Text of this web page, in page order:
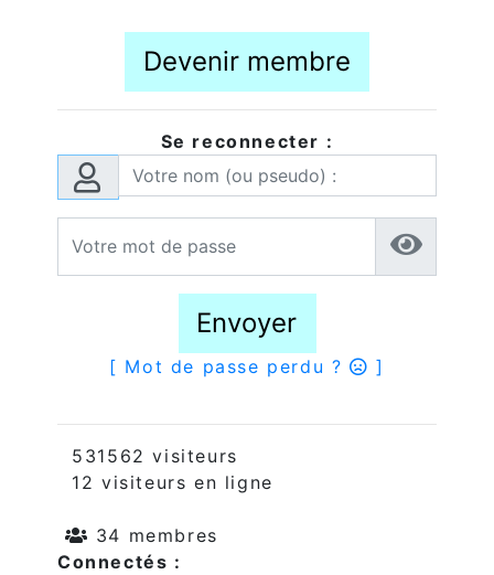
Devenir membre
Se reconnecter :
Envoyer
[ Mot de passe perdu ? ]
531562 visiteurs
12 visiteurs en ligne
34 membres
Connectés :